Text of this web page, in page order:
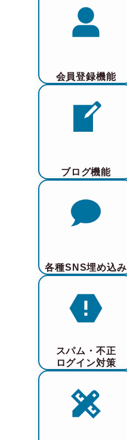
会員登録機能
ブログ機能
各種SNS埋め込み
スパム・不正
ログイン対策